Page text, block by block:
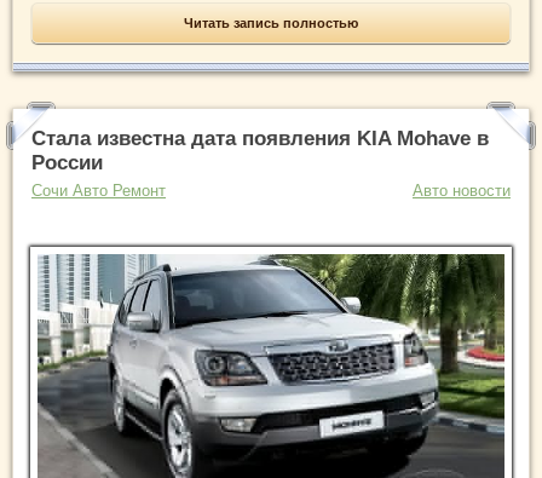
Читать запись полностью
Стала известна дата появления KIA Mohave в
России
Сочи Авто Ремонт Авто новости